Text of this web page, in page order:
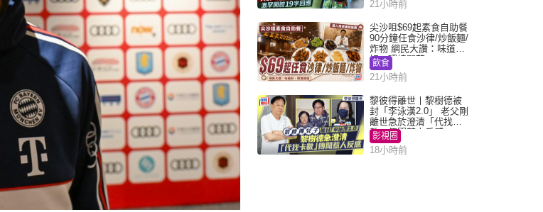
21小時前
尖沙咀$69起素食自助餐
90分鐘任食沙律/炒飯麵/
炸物 網民大讚：味道
好，環境闊落
飲食
21小時前
黎彼得離世丨黎樹德被
封「李泳漢2.0」 老父剛
離世急於澄清「代找卡
數」傳聞惹人反感
影視圈
18小時前